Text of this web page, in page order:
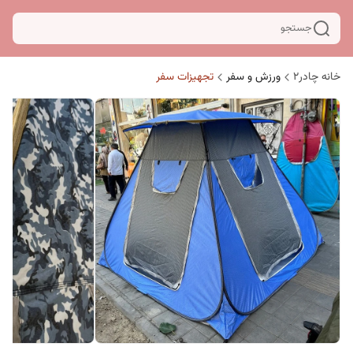
جستجو
خانه چادر۲ ورزش و سفر تجهیزات سفر